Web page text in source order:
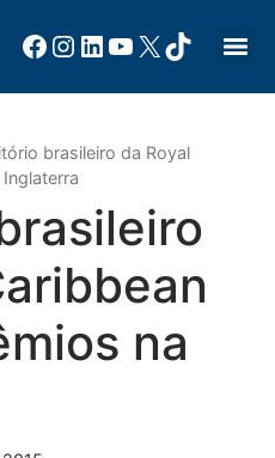
brasileiro da Royal
na